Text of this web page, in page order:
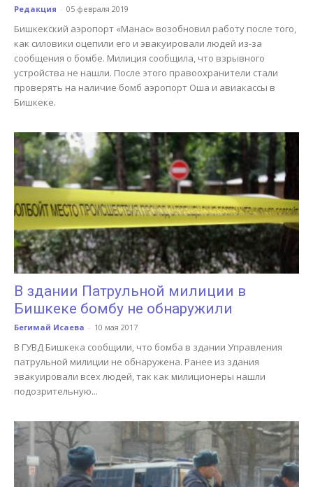
Редакция - 05 февраля 2019
Бишкекский аэропорт «Манас» возобновил работу после того,
как силовики оцепили его и эвакуировали людей из-за
сообщения о бомбе. Милиция сообщила, что взрывного
устройства не нашли. После этого правоохранители стали
проверять на наличие бомб аэропорт Оша и авиакассы в
Бишкеке.
В здании Патрульной милиции в
Бишкеке бомбу не обнаружили
Бегимай Исаева - 10 мая 2017
В ГУВД Бишкека сообщили, что бомба в здании Управления
патрульной милиции не обнаружена. Ранее из здания
эвакуировали всех людей, так как милиционеры нашли
подозрительную...